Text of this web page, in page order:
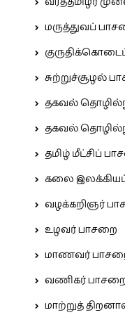
மருத்துவப்
சுற்றுச்சூழல்
தகவல்
தகவல்
தமிழ் மீட்சிப்
கலை
வழக்கறிஞர்
உழவர் பாசறை
மாணவர்
வணிகர்
மாற்றுத்